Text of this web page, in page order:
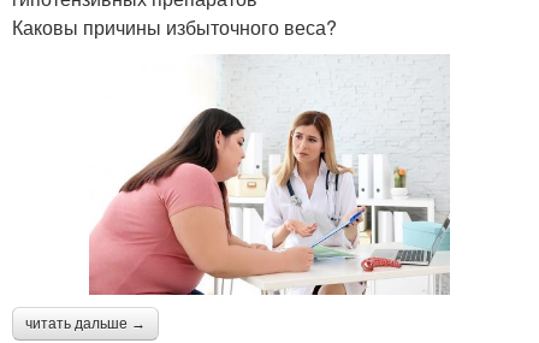
Каковы причины избыточного веса?
читать дальше →